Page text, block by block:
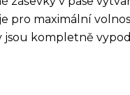
pro maximální
jsou kompletně